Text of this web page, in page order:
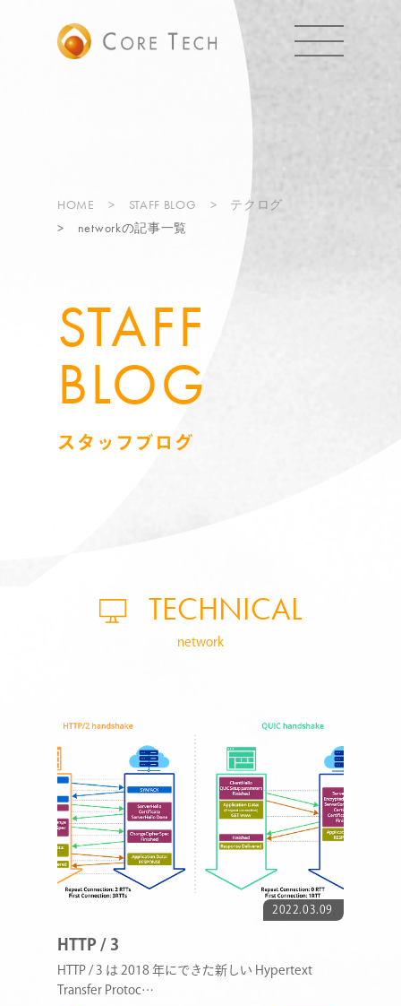
HOME STAFF BLOG
テクログ
networkの記事一覧
STAFF
BLOG
スタッフブログ
TECHNICAL
network
2022.03.09
HTTP / 3
HTTP / 3 は 2018 年にできた新しい Hypertext
Transfer Protoc…